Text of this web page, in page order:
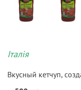
Італія
Вкусный кетчуп,